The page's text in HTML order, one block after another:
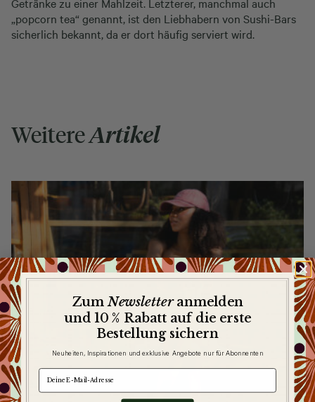
„popcorn tea“ genannt, ist den Liebhabern von Sushi-Bars
sicherlich bekannt, da er dort häufig serviert wird.
WeitereArtikel
ZumNewsletteranmelden
und 10 % Rabatt auf die erste
Bestellung sichern
Neuheiten, Inspirationen und exklusive Angebote nur für Abonnenten
e-mail